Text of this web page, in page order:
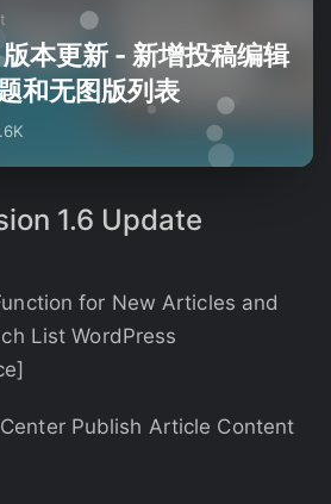
本更新 - 新增投稿编辑
和无图版列表
1.6 Update
for New Articles and
List WordPress
Publish Article Content